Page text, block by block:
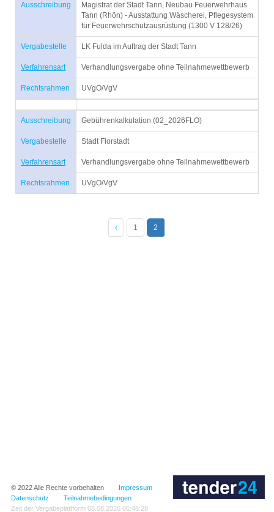
Ausschreibung
Magistrat der Stadt Tann, Neubau Feuerwehrhaus
Tann (Rhön) - Ausstattung Wäscherei, Pflegesystem
für Feuerwehrschutzausrüstung (1300 V 128/26)
Vergabestelle LK Fulda im Auftrag der Stadt Tann
Verfahrensart Verhandlungsvergabe ohne Teilnahmewettbewerb
Rechtsrahmen UVgO/VgV
Ausschreibung Gebührenkalkulation (02_2026FLO)
Vergabestelle Stadt Florstadt
Verfahrensart Verhandlungsvergabe ohne Teilnahmewettbewerb
Rechtsrahmen UVgO/VgV
‹ 1 2
© 2022Alle Rechte vorbehalten
Impressum
Datenschutz
Teilnahmebedingungen
Zeit der Vergabeplattform 08.08.2026 06:48:28